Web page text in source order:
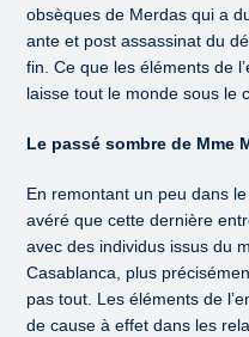
obsèques de Merdas qui a
ante et post assassinat du
fin. Ce que les éléments de
laisse tout le monde sous le
Le passé sombre de Mme
En remontant un peu dans
avéré que cette dernière
avec des individus issus du
Casablanca, plus
pas tout. Les éléments de
de cause à effet dans les